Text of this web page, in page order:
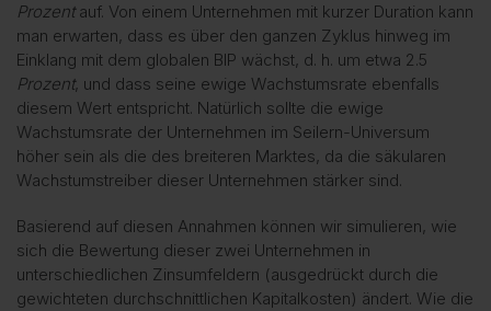
Prozentauf. Von einem Unternehmen mit kurzer Duration kann
man erwarten, dass es über den ganzen Zyklus hinweg im
Einklang mit dem globalen BIP wächst, d. h. um etwa 2.5
Prozent, und dass seine ewige Wachstumsrate ebenfalls
diesem Wert entspricht. Natürlich sollte die ewige
Wachstumsrate der Unternehmen im Seilern-Universum
höher sein als die des breiteren Marktes, da die säkularen
Wachstumstreiber dieser Unternehmen stärker sind.
Basierend auf diesen Annahmen können wir simulieren, wie
sich die Bewertung dieser zwei Unternehmen in
unterschiedlichen Zinsumfeldern (ausgedrückt durch die
gewichteten durchschnittlichen Kapitalkosten) ändert. Wie die